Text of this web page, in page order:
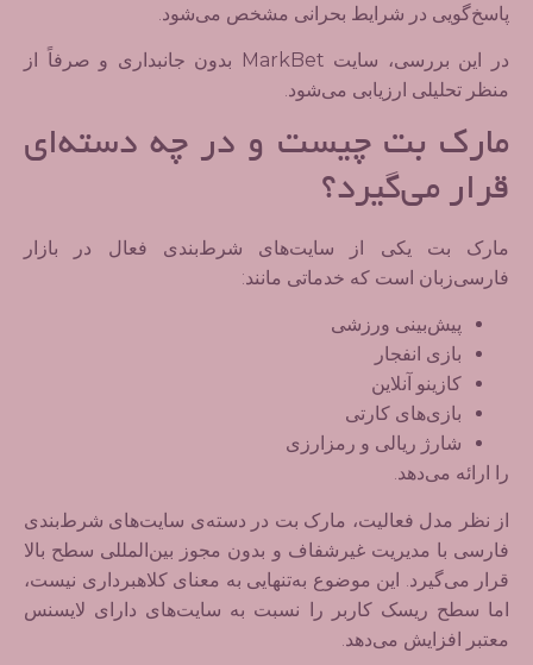
پاسخ‌گویی در شرایط بحرانیمشخص می‌شود.
در این بررسی، سایت MarkBet بدون جانبداری و صرفاً از
منظر تحلیلی ارزیابی می‌شود.
مارک بت چیست و در چه دسته‌ای
قرار می‌گیرد؟
مارک بت یکی از سایت‌های شرط‌بندی فعال در بازار
فارسی‌زبان است که خدماتی مانند:
پیش‌بینی ورزشی
بازی انفجار
کازینو آنلاین
بازی‌های کارتی
شارژ ریالی و رمزارزی
را ارائه می‌دهد.
از نظر مدل فعالیت، مارک بت در دسته‌ی سایت‌های شرط‌بندی
فارسی با مدیریت غیرشفاف و بدون مجوز بین‌المللی سطح بالا
قرار می‌گیرد. این موضوع به‌تنهایی به معنای کلاهبرداری نیست،
اما سطح ریسک کاربر را نسبت به سایت‌های دارای لایسنس
معتبر افزایش می‌دهد.